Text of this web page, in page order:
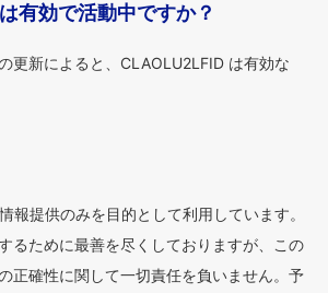
有効で活動中ですか？
更新によると、CLAOLU2LFID は有効な
報提供のみを目的として利用しています。
るために最善を尽くしておりますが、この
正確性に関して一切責任を負いません。予